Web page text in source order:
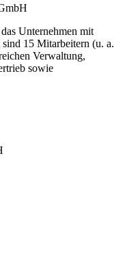
Unternehmen mit
15 Mitarbeitern (u. a.
Verwaltung,
sowie